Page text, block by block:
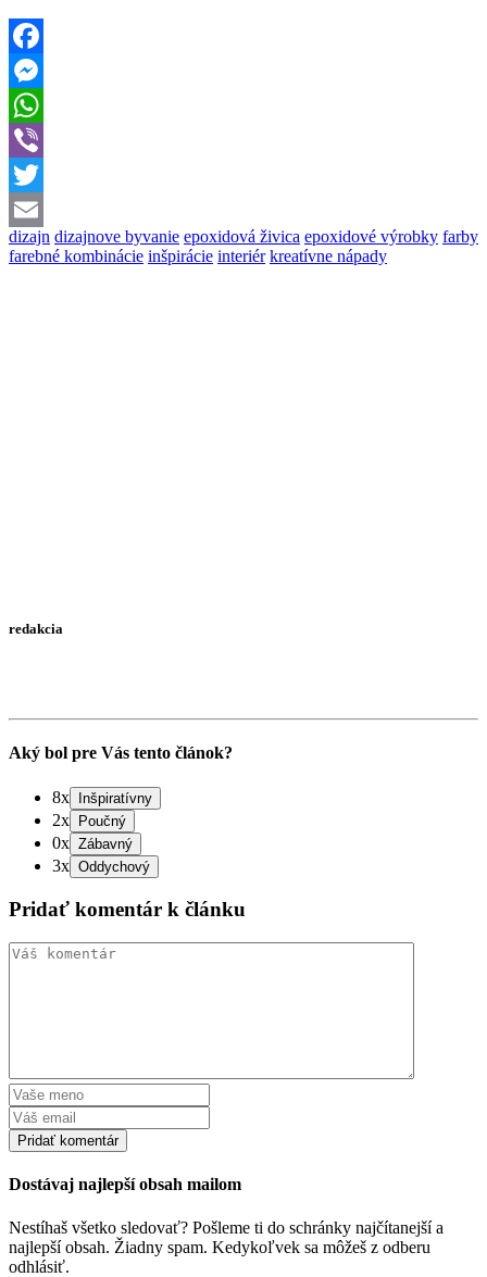
Facebook
Messenger
WhatsApp
Viber
Twitter
Email
dizajn dizajnove byvanie epoxidová živica epoxidové výrobky farby
farebné kombinácie inšpirácie interiér kreatívne nápady
redakcia
Aký bol pre Vás tento článok?
8x
2x
0x
3x
Pridať komentár k článku
Dostávaj najlepší obsah mailom
Nestíhaš všetko sledovať? Pošleme ti do schránky najčítanejší a
najlepší obsah. Žiadny spam. Kedykoľvek sa môžeš z odberu
odhlásiť.